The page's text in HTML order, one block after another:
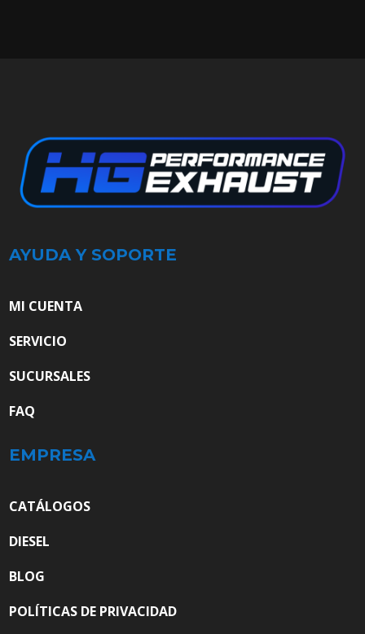
AYUDA Y SOPORTE
MI CUENTA
SERVICIO
SUCURSALES
FAQ
EMPRESA
CATÁLOGOS
DIESEL
BLOG
POLÍTICAS DE PRIVACIDAD